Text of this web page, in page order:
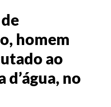
homem
ao
no